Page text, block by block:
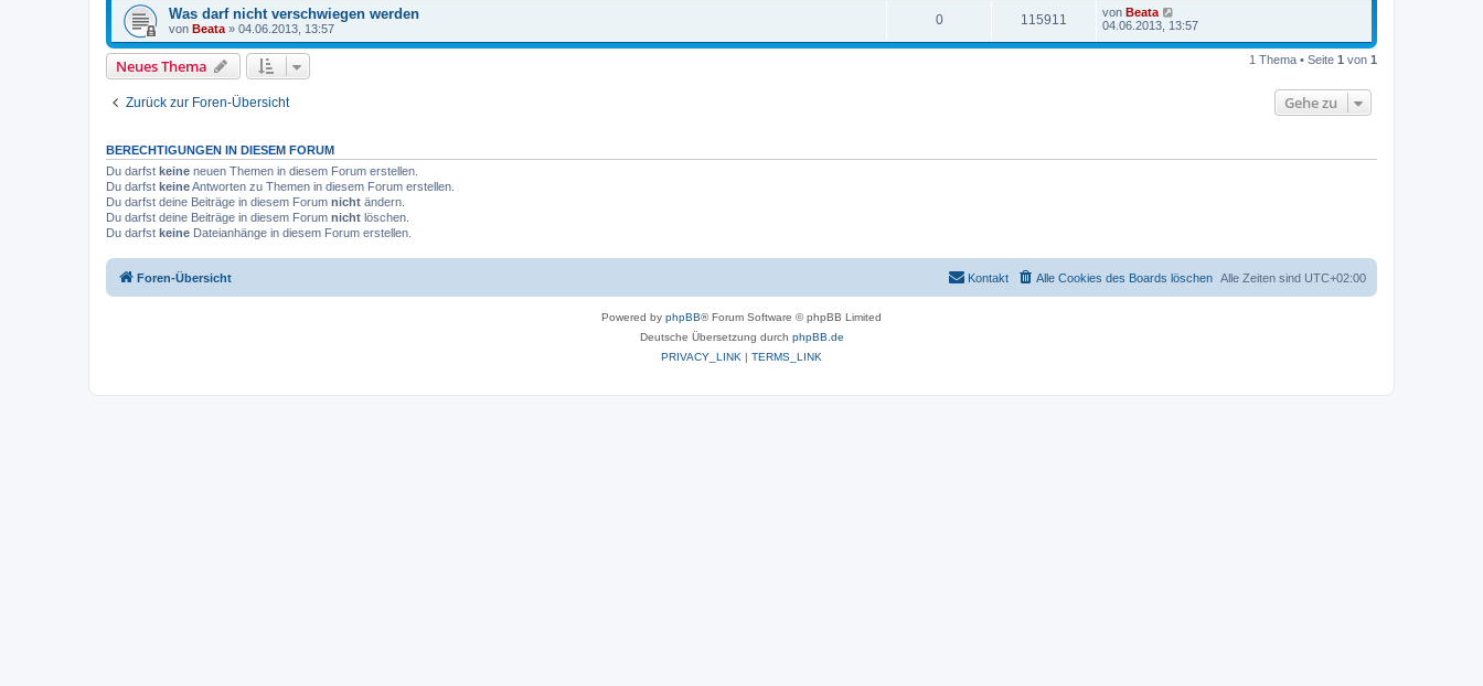
Was darf nicht verschwiegen werden
von Beata » 04.06.2013, 13:57
0 115911 von Beata
04.06.2013, 13:57
Neues Thema 1 Thema • Seite 1 von 1
Zurück zur Foren-Übersicht Gehe zu
BERECHTIGUNGEN IN DIESEM FORUM
Du darfst keine neuen Themen in diesem Forum erstellen.
Du darfst keineAntworten zu Themen in diesem Forum erstellen.
Du darfst deine Beiträge in diesem Forum nicht ändern.
Du darfst deine Beiträge in diesem Forum nicht löschen.
Du darfst keine Dateianhänge in diesem Forum erstellen.
Foren-Übersicht Alle Zeiten sind UTC+02:00
Alle Cookies des Boards löschen
Kontakt
Powered by phpBB® Forum Software © phpBB Limited
Deutsche Übersetzung durch phpBB.de
PRIVACY_LINK | TERMS_LINK